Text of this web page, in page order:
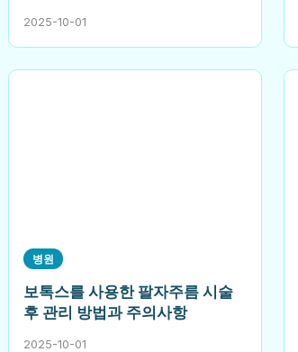
2025-10-01
병원
보톡스를 사용한 팔자주름 시술
후 관리 방법과 주의사항
2025-10-01